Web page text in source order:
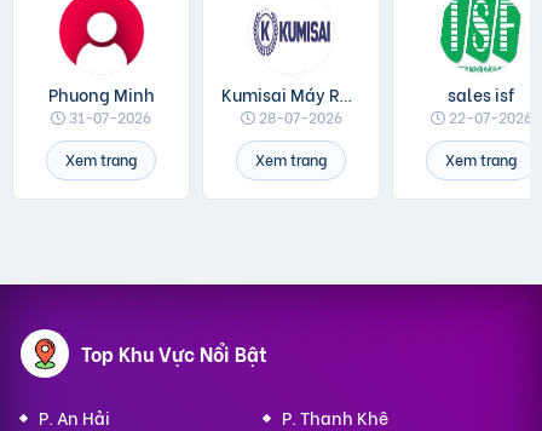
Phuong Minh
31-07-2026
Xem trang
Kumisai Máy Rửa Xe
28-07-2026
Xem trang
sales isf
22-07-2026
Xem trang
Top Khu Vực Nổi Bật
P. An Hải
P. Thanh Khê